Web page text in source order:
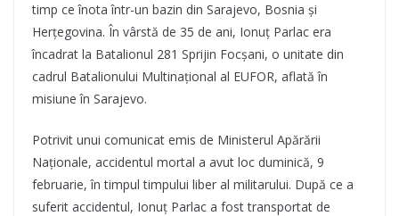
timp ce înota într-un bazin din Sarajevo, Bosnia și
Herțegovina. În vârstă de 35 de ani, Ionuț Parlac era
încadrat la Batalionul 281 Sprijin Focșani, o unitate din
cadrul Batalionului Multinațional al EUFOR, aflată în
misiune în Sarajevo.
Potrivit unui comunicat emis de Ministerul Apărării
Naționale, accidentul mortal a avut loc duminică, 9
februarie, în timpul timpului liber al militarului. După ce a
suferit accidentul, Ionuț Parlac a fost transportat de